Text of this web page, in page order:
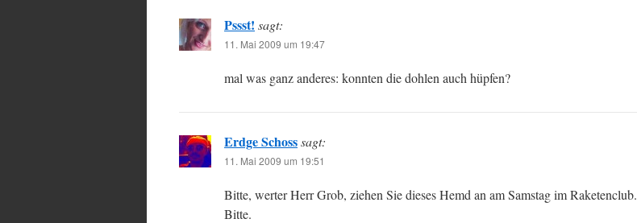
Pssst! sagt:
11. Mai 2009 um 19:47
mal was ganz anderes: konnten die dohlen auch hüpfen?
Erdge Schosssagt:
11. Mai 2009 um 19:51
Bitte, werter Herr Grob, ziehen Sie dieses Hemd an am Samstag im Raketenclub.
Bitte.